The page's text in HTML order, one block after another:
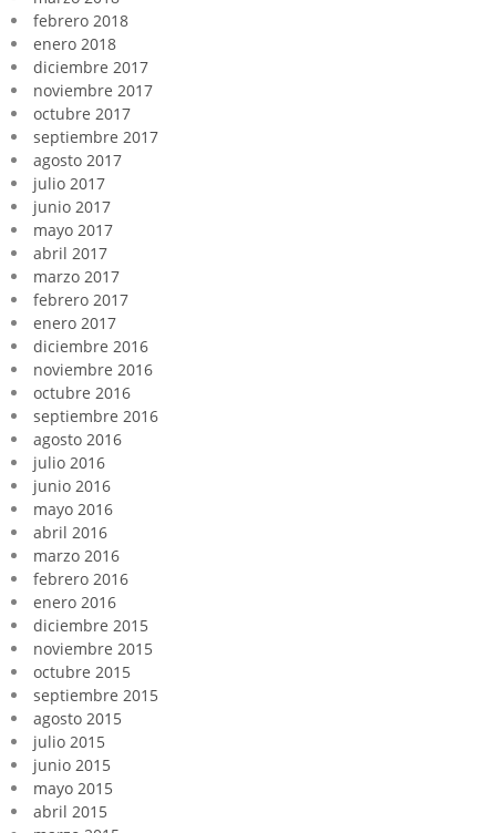
febrero 2018
enero 2018
diciembre 2017
noviembre 2017
octubre 2017
septiembre 2017
agosto 2017
julio 2017
junio 2017
mayo 2017
abril 2017
marzo 2017
febrero 2017
enero 2017
diciembre 2016
noviembre 2016
octubre 2016
septiembre 2016
agosto 2016
julio 2016
junio 2016
mayo 2016
abril 2016
marzo 2016
febrero 2016
enero 2016
diciembre 2015
noviembre 2015
octubre 2015
septiembre 2015
agosto 2015
julio 2015
junio 2015
mayo 2015
abril 2015